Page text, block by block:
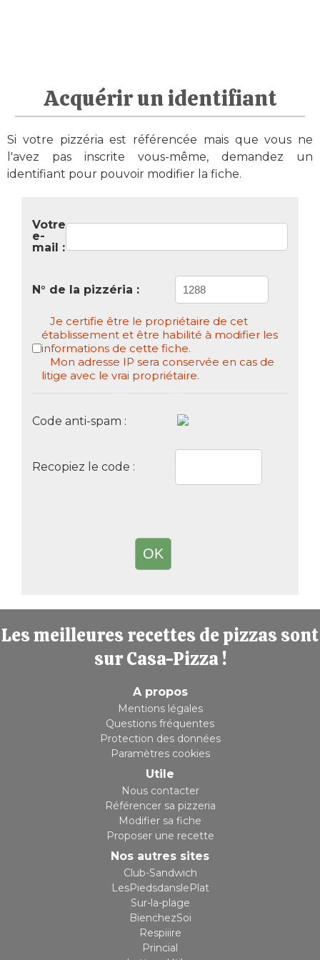
Acquérir un identifiant
Si votre pizzéria est référencée mais que vous ne
l'avez pas inscrite vous-même, demandez un
identifiant pour pouvoir modifier la fiche.
Votre
e-
mail :
N° de la pizzéria :
Je certifie être le propriétaire de cet
établissement et être habilité à modifier les
informations de cette fiche.
Mon adresse IP sera conservée en cas de
litige avec le vrai propriétaire.
Code anti-spam :
Recopiez le code :
Les meilleures recettes de pizzas sont
sur Casa-Pizza !
A propos
Mentions légales
Questions fréquentes
Protection des données
Paramètres cookies
Utile
Nous contacter
Référencer sa pizzeria
Modifier sa fiche
Proposer une recette
Nos autres sites
Club-Sandwich
LesPiedsdanslePlat
Sur-la-plage
BienchezSoi
Respiiire
Princial